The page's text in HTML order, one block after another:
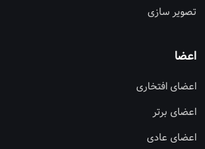
تصویر سازی
اعضا
اعضای افتخاری
اعضای برتر
اعضای عادی